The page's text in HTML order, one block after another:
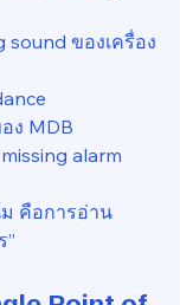
sound ของเครื่อง
ง MDB
alarm
คือการอ่าน